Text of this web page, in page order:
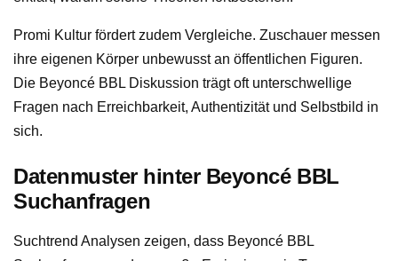
Promi Kultur fördert zudem Vergleiche. Zuschauer messen
ihre eigenen Körper unbewusst an öffentlichen Figuren.
Die Beyoncé BBL Diskussion trägt oft unterschwellige
Fragen nach Erreichbarkeit, Authentizität und Selbstbild in
sich.
Datenmuster hinter Beyoncé BBL
Suchanfragen
Suchtrend Analysen zeigen, dass Beyoncé BBL